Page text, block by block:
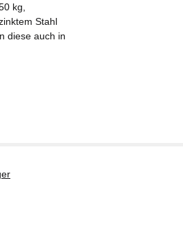
kg,
Stahl
diese auch in